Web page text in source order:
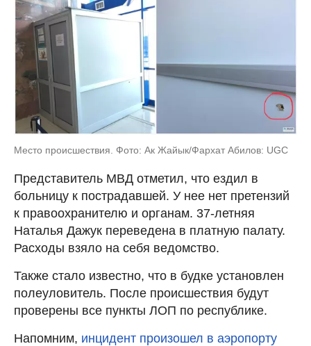
Место происшествия. Фото: Ак Жайык/Фархат Абилов: UGC
Представитель МВД отметил, что ездил в
больницу к пострадавшей. У нее нет претензий
к правоохранителю и органам. 37-летняя
Наталья Дажук переведена в платную палату.
Расходы взяло на себя ведомство.
Также стало известно, что в будке установлен
полеуловитель. После происшествия будут
проверены все пункты ЛОП по республике.
Напомним, инцидент произошел в аэропорту